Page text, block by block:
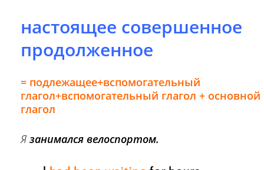
настоящее совершенное
продолженное
= подлежащее+вспомогательный
глагол+вспомогательный глагол + основной
глагол
Я занимался велоспортом.